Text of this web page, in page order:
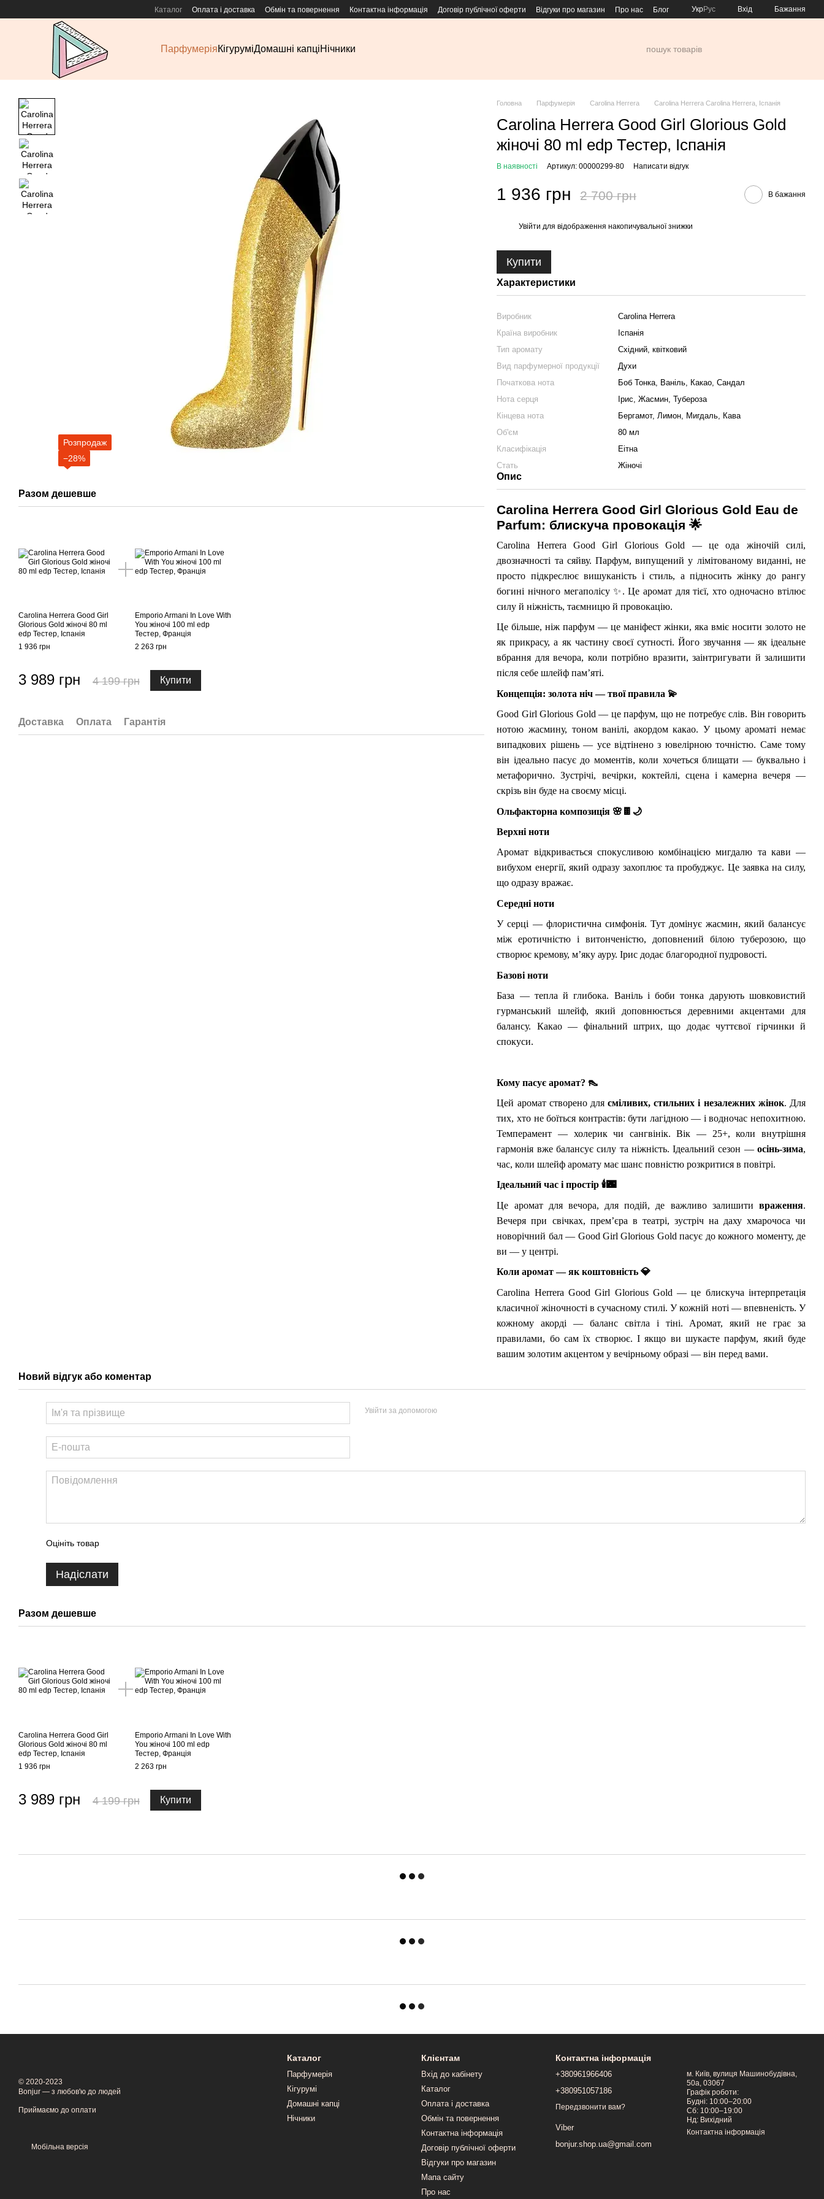
Каталог Оплата і доставка Обмін та повернення Контактна інформація Договір публічної оферти Відгуки про магазин Про нас Блог УкрРус Вхід Бажання
ПарфумеріяКігуруміДомашні капціНічники
Розпродаж
−28%
Разом дешевше
Carolina Herrera Good Girl
Glorious Gold жіночі 80 ml
edp Тестер, Іспанія
1 936 грн
Emporio Armani In Love With
You жіночі 100 ml edp
Тестер, Франція
2 263 грн
3 989 грн 4 199 грн Купити
Доставка Оплата Гарантія
Головна Парфумерія Carolina Herrera Carolina Herrera Carolina Herrera, Іспанія
Carolina Herrera Good Girl Glorious Gold
жіночі 80 ml edp Тестер, Іспанія
В наявності Артикул: 00000299-80 Написати відгук
1 936 грн 2 700 грн В бажання
Увійти для відображення накопичувальної знижки
Купити
Характеристики
Виробник
Carolina Herrera
Країна виробник
Іспанія
Тип аромату
Східний, квітковий
Вид парфумерної продукції
Духи
Початкова нота
Боб Тонка, Ваніль, Какао, Сандал
Нота серця
Ірис, Жасмин, Тубероза
Кінцева нота
Бергамот, Лимон, Мигдаль, Кава
Об'єм
80 мл
Класифікація
Еітна
Стать
Жіночі
Опис
Carolina Herrera Good Girl Glorious Gold Eau de
Parfum: блискуча провокація 🌟
Carolina Herrera Good Girl Glorious Gold — це ода жіночій силі,
двозначності та сяйву. Парфум, випущений у лімітованому виданні, не
просто підкреслює вишуканість і стиль, а підносить жінку до рангу
богині нічного мегаполісу✨ . Це аромат для тієї, хто одночасно втілює
силу й ніжність, таємницю й провокацію.
Це більше, ніж парфум — це маніфест жінки, яка вміє носити золото не
як прикрасу, а як частину своєї сутності. Його звучання — як ідеальне
вбрання для вечора, коли потрібно вразити, заінтригувати й залишити
після себе шлейф пам’яті.
Концепція: золота ніч — твої правила 💫
Good Girl Glorious Gold — це парфум, що не потребує слів. Він говорить
нотою жасмину, тоном ванілі, акордом какао. У цьому ароматі немає
випадкових рішень — усе відтінено з ювелірною точністю. Саме тому
він ідеально пасує до моментів, коли хочеться блищати — буквально і
метафорично. Зустрічі, вечірки, коктейлі, сцена і камерна вечеря —
скрізь він буде на своєму місці.
Ольфакторна композиція 🌸🍫🌙
Верхні ноти
Аромат відкривається спокусливою комбінацією мигдалю та кави —
вибухом енергії, який одразу захоплює та пробуджує. Це заявка на силу,
що одразу вражає.
Середні ноти
У серці — флористична симфонія. Тут домінує жасмин, який балансує
між еротичністю і витонченістю, доповнений білою туберозою, що
створює кремову, м’яку ауру. Ірис додає благородної пудровості.
Базові ноти
База — тепла й глибока. Ваніль і боби тонка дарують шовковистий
гурманський шлейф, який доповнюється деревними акцентами для
балансу. Какао — фінальний штрих, що додає чуттєвої гірчинки й
спокуси.
Кому пасує аромат? 👠
Цей аромат створено длясміливих, стильних і незалежних жінок. Для
тих, хто не боїться контрастів: бути лагідною — і водночас непохитною.
Темперамент — холерик чи сангвінік. Вік — 25+, коли внутрішня
гармонія вже балансує силу та ніжність. Ідеальний сезон — осінь-зима,
час, коли шлейф аромату має шанс повністю розкритися в повітрі.
Ідеальний час і простір🕯🌃
Це аромат для вечора, для подій, де важливо залишити враження.
Вечеря при свічках, прем’єра в театрі, зустріч на даху хмарочоса чи
новорічний бал — Good Girl Glorious Gold пасує до кожного моменту, де
ви — у центрі.
Коли аромат — як коштовність💎
Carolina Herrera Good Girl Glorious Gold — це блискуча інтерпретація
класичної жіночності в сучасному стилі. У кожній ноті — впевненість. У
кожному акорді — баланс світла і тіні. Аромат, який не грає за
правилами, бо сам їх створює. І якщо ви шукаєте парфум, який буде
вашим золотим акцентом у вечірньому образі — він перед вами.
Новий відгук або коментар
Увійти за допомогою
Оцініть товар
Надіслати
Разом дешевше
Carolina Herrera Good Girl
Glorious Gold жіночі 80 ml
edp Тестер, Іспанія
1 936 грн
Emporio Armani In Love With
You жіночі 100 ml edp
Тестер, Франція
2 263 грн
3 989 грн 4 199 грн Купити
© 2020-2023
Bonjur — з любов'ю до людей
Приймаємо до оплати
Мобільна версія
Каталог
Парфумерія
Кігурумі
Домашні капці
Нічники
Клієнтам
Вхід до кабінету
Каталог
Оплата і доставка
Обмін та повернення
Контактна інформація
Договір публічної оферти
Відгуки про магазин
Мапа сайту
Про нас
Контактна інформація
+380961966406
+380951057186
Передзвонити вам?
Viber
bonjur.shop.ua@gmail.com
м. Київ, вулиця Машинобудівна,
50a, 03067
Графік роботи:
Будні: 10:00–20:00
Сб: 10:00–19:00
Нд: Вихідний
Контактна інформація